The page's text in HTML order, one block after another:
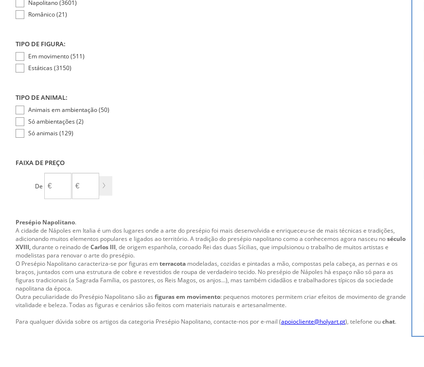
Napolitano (3601)
Românico (21)
TIPO DE FIGURA:
Em movimento (511)
Estáticas (3150)
TIPO DE ANIMAL:
Animais em ambientação (50)
Só ambientações (2)
Só animais (129)
FAIXA DE PREÇO
De
Presépio Napolitano.
A cidade de Nápoles em Italia é um dos lugares onde a arte do presépio foi mais desenvolvida e enriqueceu-se de mais técnicas e tradições,
adicionando muitos elementos populares e ligados ao território. A tradição do presépio napolitano como a conhecemos agora nasceu noséculo
XVIII,durante o reinado de Carlos III, de origem espanhola, coroado Rei das duas Sícilias, que impulsionou o trabalho de muitos artistas e
modelistas para renovar o arte do presépio.
O Presépio Napolitano caracteriza-se por figuras emterracota modeladas, cozidas e pintadas a mão, compostas pela cabeça, as pernas e os
braços, juntados com una estrutura de cobre e revestidos de roupa de verdadeiro tecido. No presépio de Nápoles há espaço não só para as
figuras tradicionais (a Sagrada Família, os pastores, os Reis Magos, os anjos...), mas também cidadãos e trabalhadores típicos da sociedade
napolitana da época.
Outra peculiaridade do Presépio Napolitano são as figuras em movimento: pequenos motores permitem criar efeitos de movimento de grande
vitalidade e beleza. Todas as figuras e cenários são feitos com materiais naturais e artesanalmente.
Para qualquer dúvida sobre os artigos da categoria Presépio Napolitano, contacte-nos por e-mail (apoiocliente@holyart.pt), telefone ouchat.